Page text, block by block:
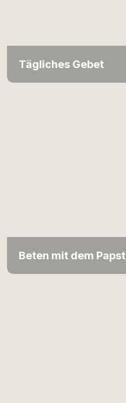
Tägliches Gebet
Beten mit dem Papst